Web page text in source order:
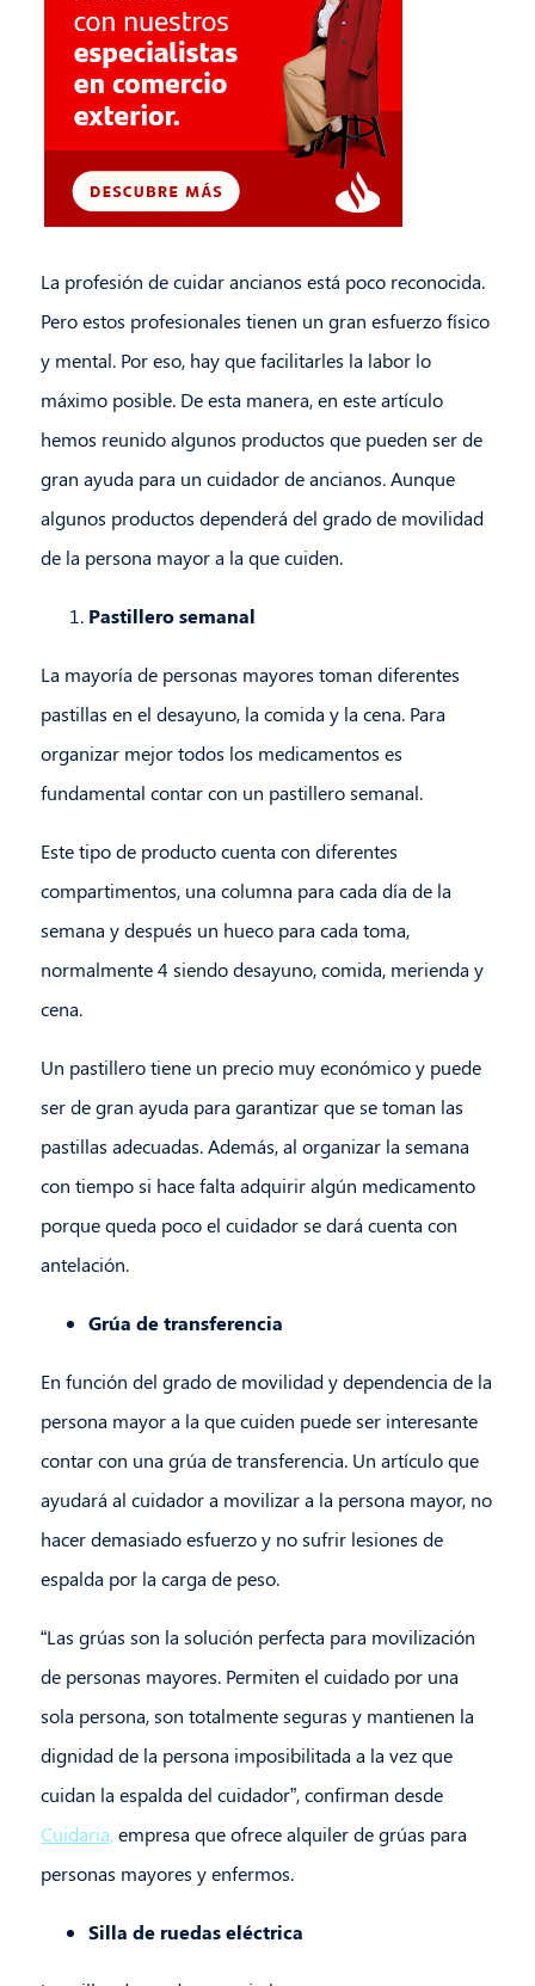
La profesión de cuidar ancianos está poco reconocida.
Pero estos profesionales tienen un gran esfuerzo físico
y mental. Por eso, hay que facilitarles la labor lo
máximo posible. De esta manera, en este artículo
hemos reunido algunos productos que pueden ser de
gran ayuda para un cuidador de ancianos. Aunque
algunos productos dependerá del grado de movilidad
de la persona mayor a la que cuiden.
Pastillero semanal
La mayoría de personas mayores toman diferentes
pastillas en el desayuno, la comida y la cena. Para
organizar mejor todos los medicamentos es
fundamental contar con un pastillero semanal.
Este tipo de producto cuenta con diferentes
compartimentos, una columna para cada día de la
semana y después un hueco para cada toma,
normalmente 4 siendo desayuno, comida, merienda y
cena.
Un pastillero tiene un precio muy económico y puede
ser de gran ayuda para garantizar que se toman las
pastillas adecuadas. Además, al organizar la semana
con tiempo si hace falta adquirir algún medicamento
porque queda poco el cuidador se dará cuenta con
antelación.
Grúa de transferencia
En función del grado de movilidad y dependencia de la
persona mayor a la que cuiden puede ser interesante
contar con una grúa de transferencia. Un artículo que
ayudará al cuidador a movilizar a la persona mayor, no
hacer demasiado esfuerzo y no sufrir lesiones de
espalda por la carga de peso.
“Las grúas son la solución perfecta para movilización
de personas mayores. Permiten el cuidado por una
sola persona, son totalmente seguras y mantienen la
dignidad de la persona imposibilitada a la vez que
cuidan la espalda del cuidador”, confirman desde
Cuidaria,empresa que ofrece alquiler de grúas para
personas mayores y enfermos.
Silla de ruedas eléctrica